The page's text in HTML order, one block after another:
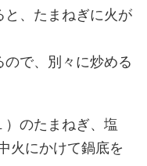
、たまねぎに火が
で、別々に炒める
）のたまねぎ、塩
火にかけて鍋底を